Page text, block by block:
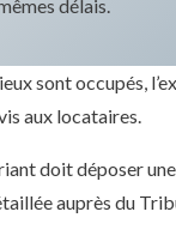
délais.
sont occupés,
aux locataires.
doit déposer
auprès du